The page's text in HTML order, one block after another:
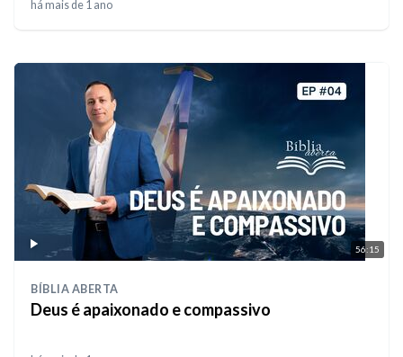
há mais de 1 ano
56:15
BÍBLIA ABERTA
Deus é apaixonado e compassivo